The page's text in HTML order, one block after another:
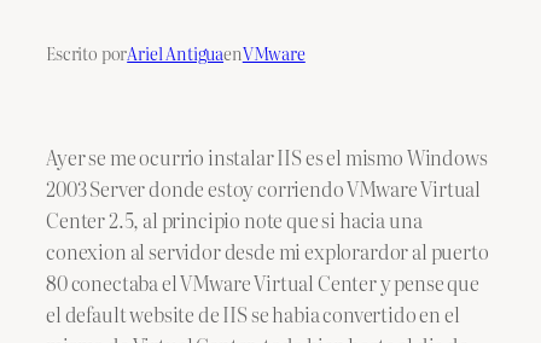
Escrito porAriel AntiguaenVMware
Ayer se me ocurrio instalar IIS es el mismo Windows
2003 Server donde estoy corriendo VMware Virtual
Center 2.5, al principio note que si hacia una
conexion al servidor desde mi explorardor al puerto
80 conectaba el VMware Virtual Center y pense que
el default website de IIS se habia convertido en el